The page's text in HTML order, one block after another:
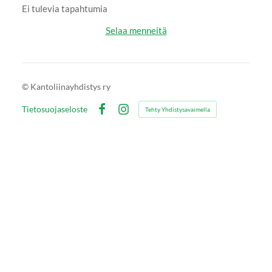
Ei tulevia tapahtumia
Selaa menneitä
© Kantoliinayhdistys ry
Tietosuojaseloste
Instagram
Tehty Yhdistysavaimella